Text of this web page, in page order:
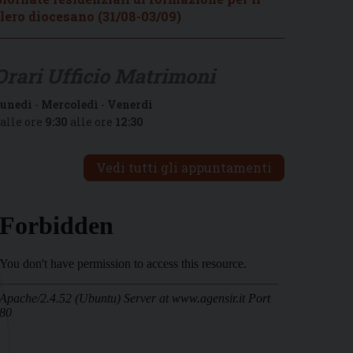
diocesano (31/08-03/09)
- Mercoledì - Venerdì
ore 9:30 alle ore 12:30
Vedi tutti gli appuntamenti